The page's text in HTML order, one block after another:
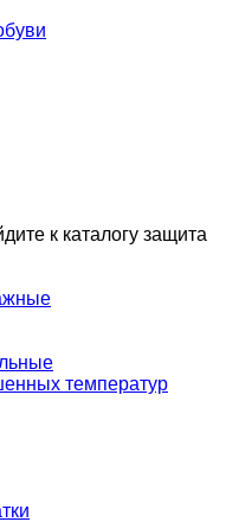
к каталогу защита
температур